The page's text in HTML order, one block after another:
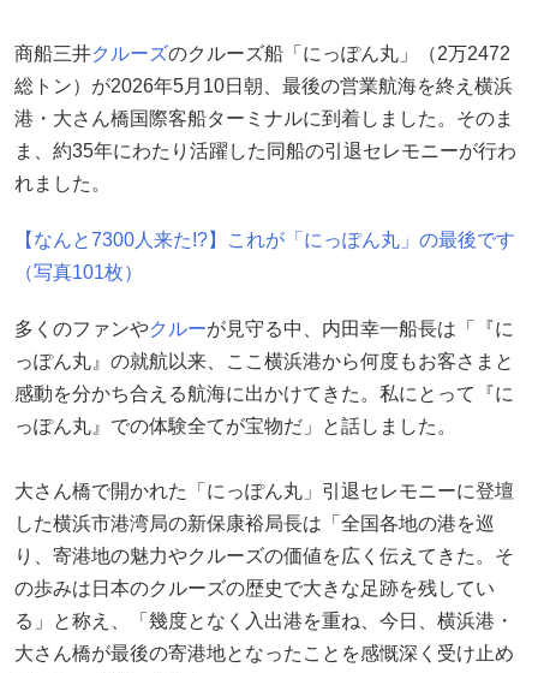
商船三井クルーズのクルーズ船「にっぽん丸」（2万2472
総トン）が2026年5月10日朝、最後の営業航海を終え横浜
港・大さん橋国際客船ターミナルに到着しました。そのま
ま、約35年にわたり活躍した同船の引退セレモニーが行わ
れました。
【なんと7300人来た!?】これが「にっぽん丸」の最後です
（写真101枚）
多くのファンやクルーが見守る中、内田幸一船長は「『に
っぽん丸』の就航以来、ここ横浜港から何度もお客さまと
感動を分かち合える航海に出かけてきた。私にとって『に
っぽん丸』での体験全てが宝物だ」と話しました。
大さん橋で開かれた「にっぽん丸」引退セレモニーに登壇
した横浜市港湾局の新保康裕局長は「全国各地の港を巡
り、寄港地の魅力やクルーズの価値を広く伝えてきた。そ
の歩みは日本のクルーズの歴史で大きな足跡を残してい
る」と称え、「幾度となく入出港を重ね、今日、横浜港・
大さん橋が最後の寄港地となったことを感慨深く受け止め